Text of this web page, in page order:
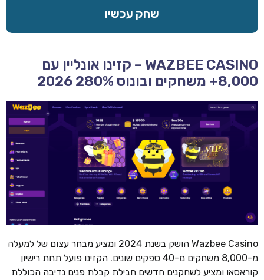
שחק עכשיו
WAZBEE CASINO – קזינו אונליין עם
8,000+ משחקים ובונוס 280% 2026
Wazbee Casino הושק בשנת 2024 ומציע מבחר עצום של למעלה
מ-8,000 משחקים מ-40 ספקים שונים. הקזינו פועל תחת רישיון
קוראסאו ומציע לשחקנים חדשים חבילת קבלת פנים נדיבה הכוללת